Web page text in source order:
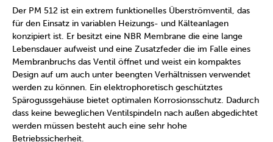
Der PM 512 ist ein extrem funktionelles Überströmventil, das
für den Einsatz in variablen Heizungs- und Kälteanlagen
konzipiert ist. Er besitzt eine NBR Membrane die eine lange
Lebensdauer aufweist und eine Zusatzfeder die im Falle eines
Membranbruchs das Ventil öffnet und weist ein kompaktes
Design auf um auch unter beengten Verhältnissen verwendet
werden zu können. Ein elektrophoretisch geschütztes
Spärogussgehäuse bietet optimalen Korrosionsschutz. Dadurch
dass keine beweglichen Ventilspindeln nach außen abgedichtet
werden müssen besteht auch eine sehr hohe
Betriebssicherheit.